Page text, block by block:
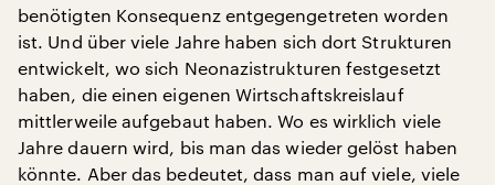
benötigten Konsequenz entgegengetreten worden
ist. Und über viele Jahre haben sich dort Strukturen
entwickelt, wo sich Neonazistrukturen festgesetzt
haben, die einen eigenen Wirtschaftskreislauf
mittlerweile aufgebaut haben. Wo es wirklich viele
Jahre dauern wird, bis man das wieder gelöst haben
könnte. Aber das bedeutet, dass man auf viele, viele